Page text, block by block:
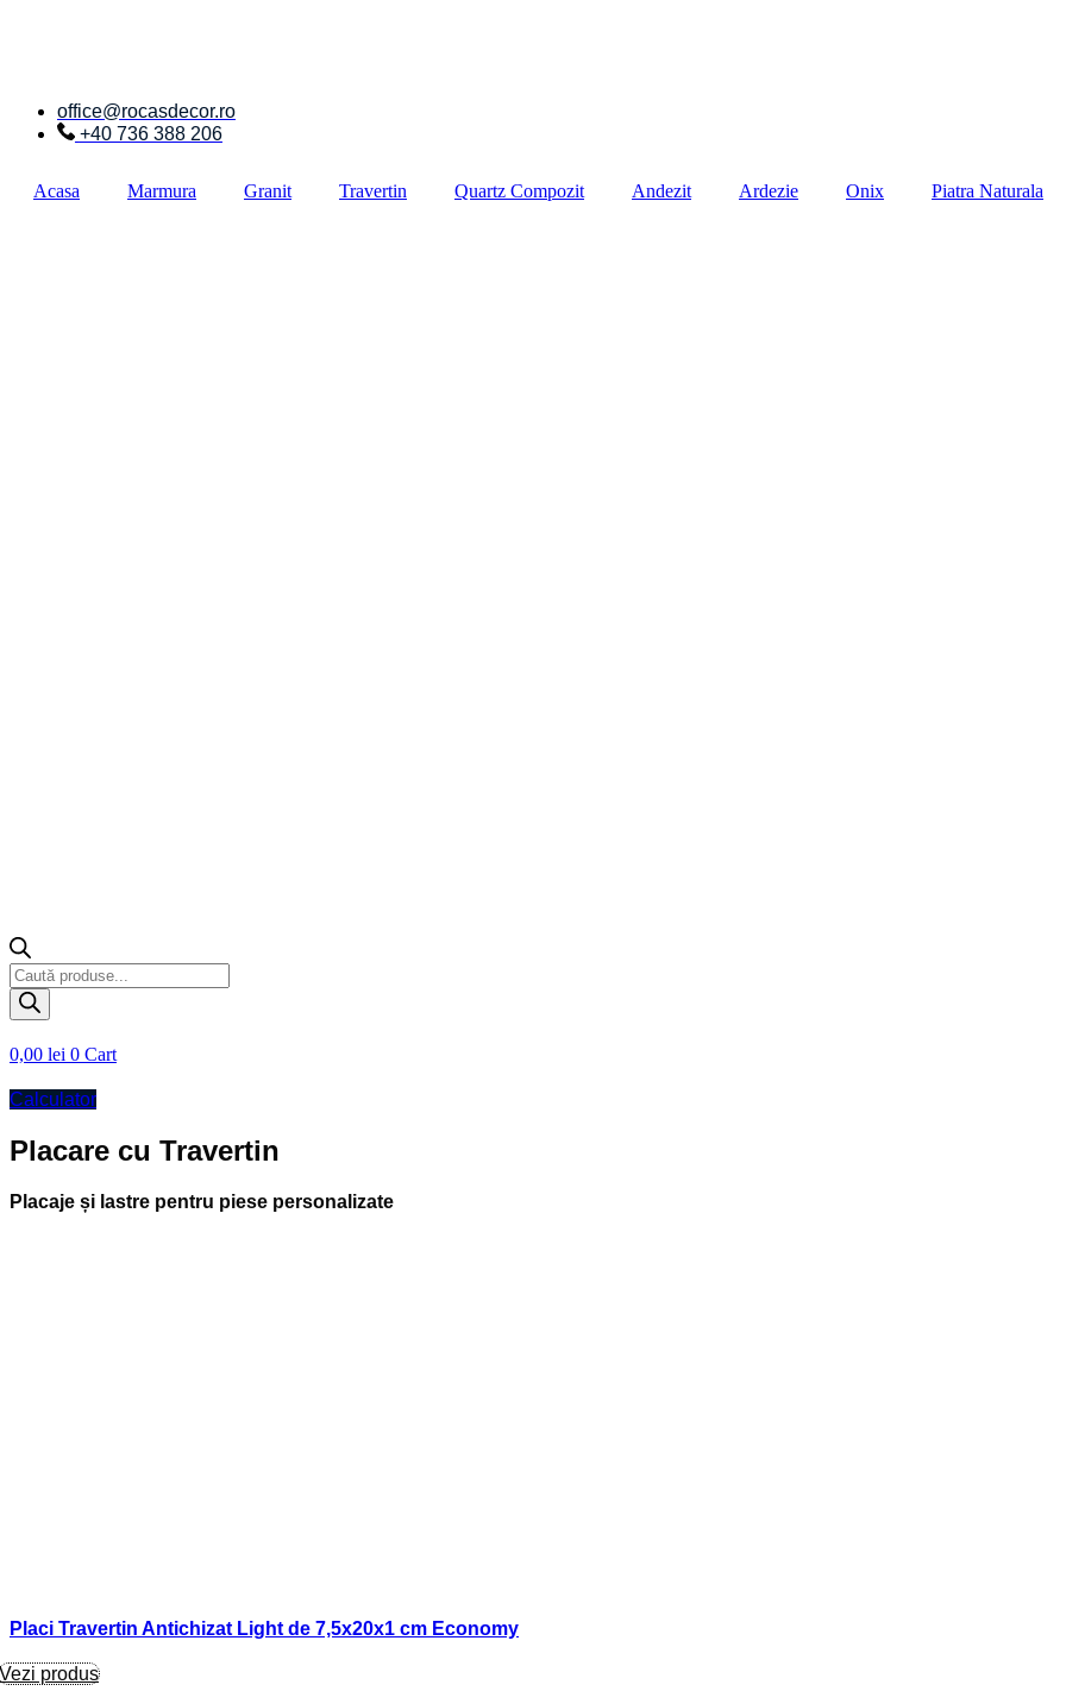
office@rocasdecor.ro
+40 736 388 206
Acasa Marmura Granit Travertin Quartz Compozit Andezit Ardezie Onix Piatra Naturala
Products
search
0,00 lei 0 Cart
Calculator
Placare cu Travertin
Placaje și lastre pentru piese personalizate
Placi Travertin Antichizat Light de 7,5x20x1 cm Economy
Vezi produs